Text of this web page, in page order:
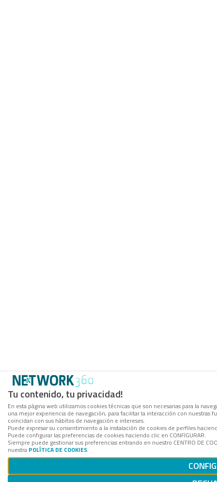
Tu contenido, tu privacidad!
En esta página web utilizamos cookies técnicas que son necesarias para la
una mejor experiencia de navegación, para facilitar la interacción con
coincidan con sus hábitos de navegación e intereses.
Puede expresar su consentimiento a la instalación de cookies de perfiles
Puede configurar las preferencias de cookies haciendo clic en CONFIGURAR.
Siempre puede gestionar sus preferencias entrando en nuestro CENTRO DE
nuestra POLÍTICA DE COOKIES.